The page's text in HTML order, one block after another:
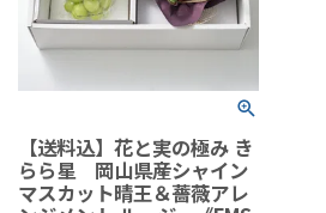
【送料込】花と実の極み き
らら星 岡山県産シャイン
マスカット晴王＆薔薇アレ